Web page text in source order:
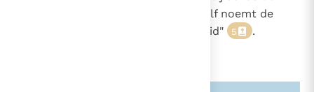
De Heer zelf noemt de
Heilige Geest: "Geest der waarheid" 5 .